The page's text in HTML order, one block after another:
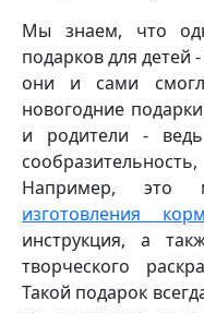
Мы знаем, что
подарков для детей
они и сами
новогодние
и родители -
Например,
изготовления
инструкция, а
творческого
Такой подарок